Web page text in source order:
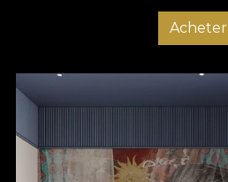
Acheter